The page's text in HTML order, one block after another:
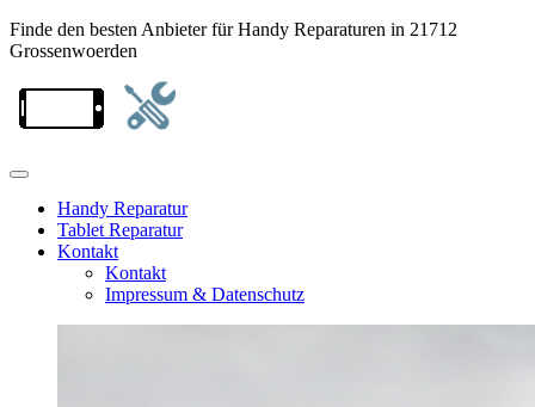
Finde den besten Anbieter für Handy Reparaturen in 21712
Grossenwoerden
Handy Reparatur
Tablet Reparatur
Kontakt
Kontakt
Impressum & Datenschutz